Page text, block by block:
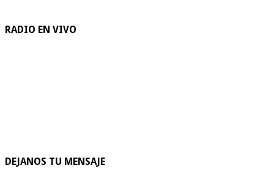
RADIO EN VIVO
DEJANOS TU MENSAJE